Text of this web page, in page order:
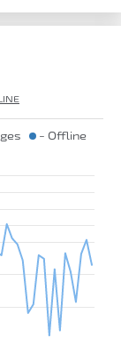
- Offline